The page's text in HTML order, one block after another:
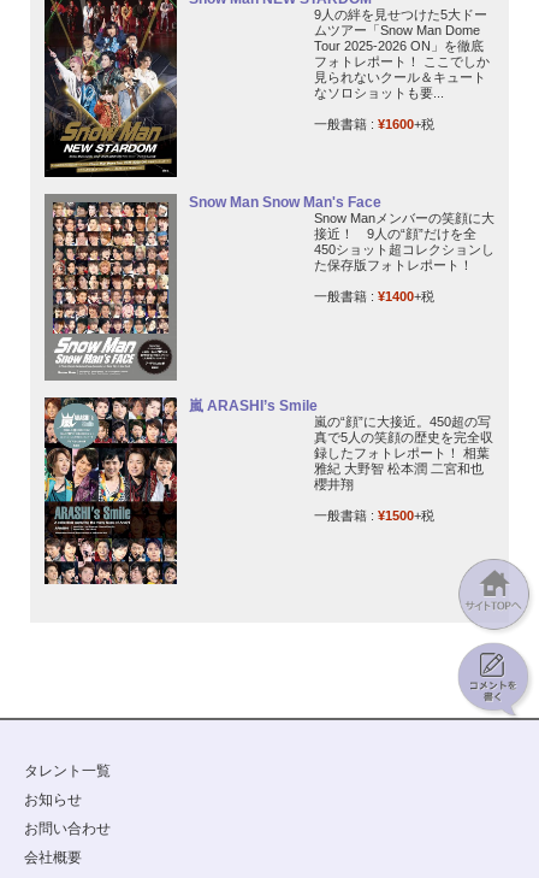
9人の絆を見せつけた5大ドー
ムツアー「Snow Man Dome
Tour 2025-2026 ON」を徹底
フォトレポート！ ここでしか
見られないクール＆キュート
なソロショットも要...
一般書籍 : ¥1600+税
Snow Man Snow Man's Face
Snow Manメンバーの笑顔に大
接近！ 9人の“顔”だけを全
450ショット超コレクションし
た保存版フォトレポート！
一般書籍 : ¥1400+税
嵐 ARASHI’s Smile
嵐の“顔”に大接近。450超の写
真で5人の笑顔の歴史を完全収
録したフォトレポート！ 相葉
雅紀 大野智 松本潤 二宮和也
櫻井翔
一般書籍 : ¥1500+税
タレント一覧
お知らせ
お問い合わせ
会社概要